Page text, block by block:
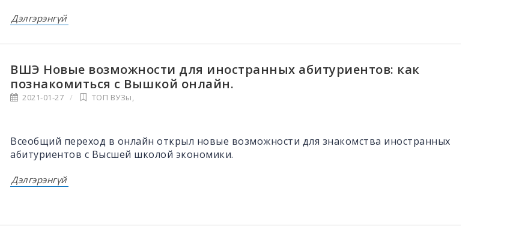
Дэлгэрэнгүй
ВШЭ Новые возможности для иностранных абитуриентов: как
познакомиться с Вышкой онлайн.
2021-01-27 ТОП ВУЗы,
Всеобщий переход в онлайн открыл новые возможности для знакомства иностранных
абитуриентов с Высшей школой экономики.
Дэлгэрэнгүй